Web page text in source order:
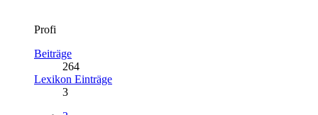
Profi
Beiträge
264
Lexikon Einträge
3